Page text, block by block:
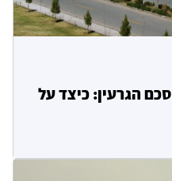
הגרעין: כיצד על